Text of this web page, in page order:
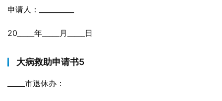
申请人：__________
20_____年_____月_____日
大病救助申请书5
_____市退休办：